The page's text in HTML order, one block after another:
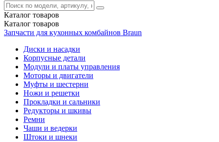
Каталог товаров
Каталог товаров
Запчасти для кухонных комбайнов Braun
Диски и насадки
Корпусные детали
Модули и платы управления
Моторы и двигатели
Муфты и шестерни
Ножи и решетки
Прокладки и сальники
Редукторы и шкивы
Ремни
Чаши и ведерки
Штоки и шнеки